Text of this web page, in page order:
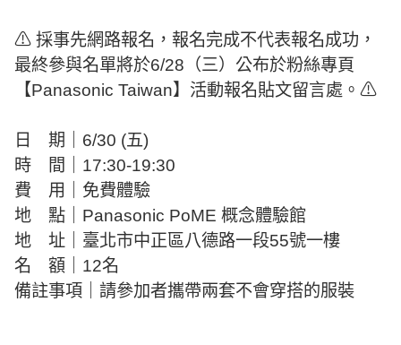
⚠ 採事先網路報名，報名完成不代表報名成功，
最終參與名單將於6/28（三）公布於粉絲專頁
【Panasonic Taiwan】活動報名貼文留言處。⚠
日 期｜6/30 (五)
時 間｜17:30-19:30
費 用｜免費體驗
地 點｜Panasonic PoME 概念體驗館
地 址｜臺北市中正區八德路一段55號一樓
名 額｜12名
備註事項｜請參加者攜帶兩套不會穿搭的服裝